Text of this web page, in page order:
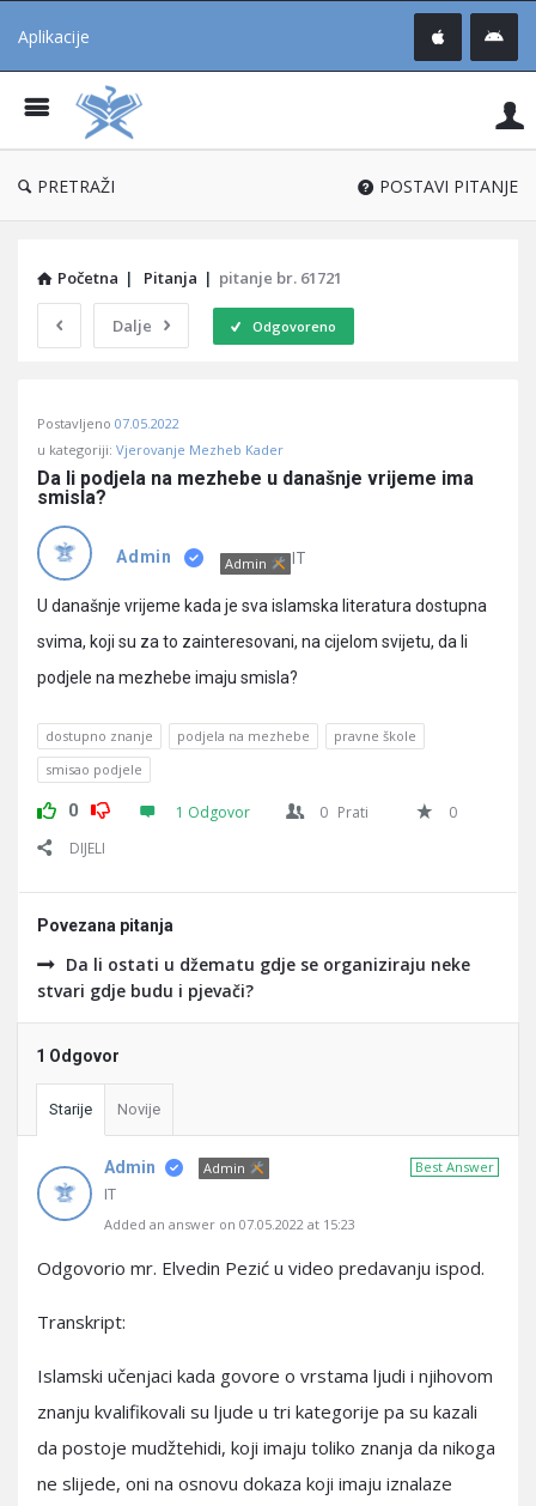
Aplikacije
®
PRETRAŽI POSTAVI PITANJE
Početna | Pitanja | pitanje br. 61721
Dalje Odgovoreno
Učene
Latest
Pitanja
Postavljeno 07.05.2022
u kategoriji: Vjerovanje Mezheb Kader
Da li podjela na mezhebe u današnje vrijeme ima
smisla?
Admin Admin IT
U današnje vrijeme kada je sva islamska literatura dostupna
svima, koji su za to zainteresovani, na cijelom svijetu, da li
podjele na mezhebe imaju smisla?
dostupno znanje podjela na mezhebe
pravne škole
smisao podjele
0 1 Odgovor 0 Prati
0
DIJELI
Povezana pitanja
Da li ostati u džematu gdje se organiziraju neke
stvari gdje budu i pjevači?
1 Odgovor
Starije Novije
Best Answer
Admin Admin
IT
Added an answer on 07.05.2022 at 15:23
Odgovorio mr. Elvedin Pezić u video predavanju ispod.
Transkript:
Islamski učenjaci kada govore o vrstama ljudi i njihovom
znanju kvalifikovali su ljude u tri kategorije pa su kazali
da postoje mudžtehidi, koji imaju toliko znanja da nikoga
ne slijede, oni na osnovu dokaza koji imaju iznalaze